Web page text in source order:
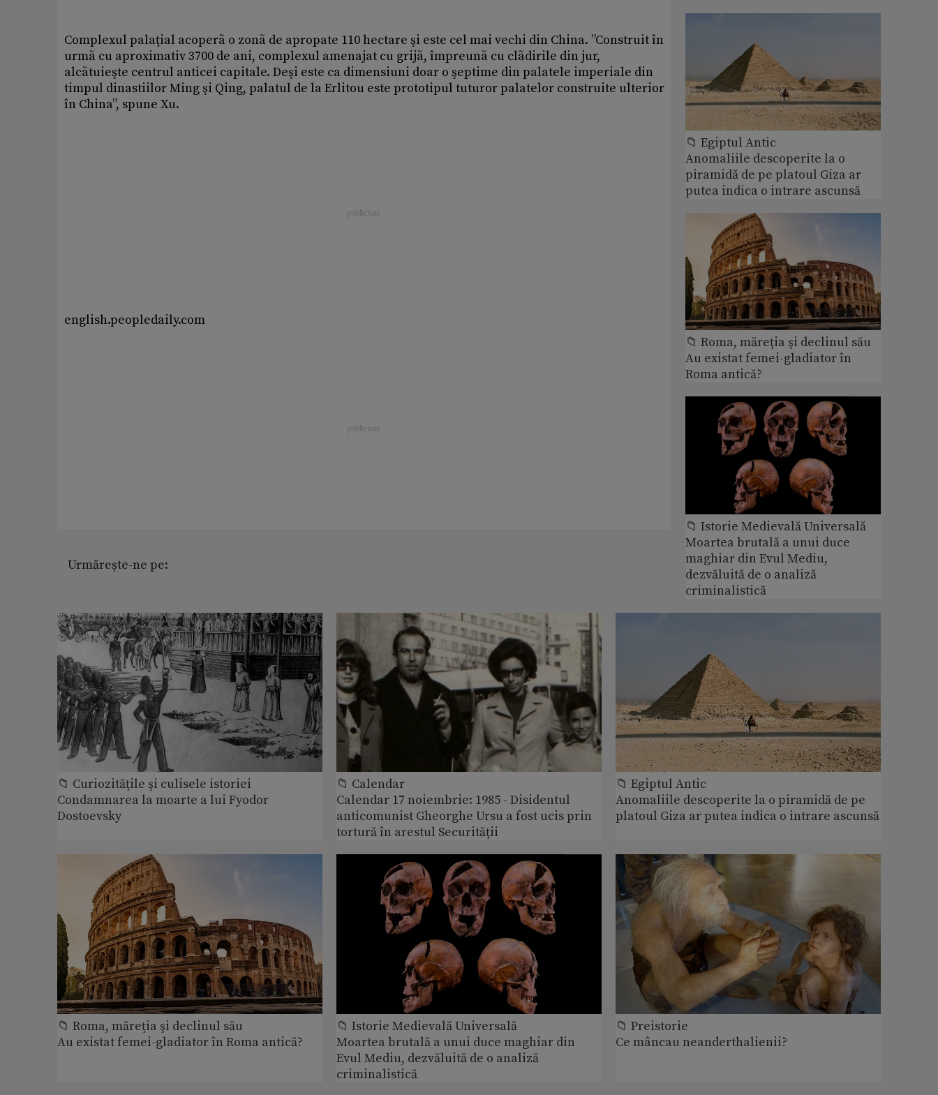
Complexul palaţial acoperã o zonã de apropate 110 hectare şi este cel mai vechi din China. ”Construit în
urmã cu aproximativ 3700 de ani, complexul amenajat cu grijã, împreunã cu clãdirile din jur,
alcãtuieşte centrul anticei capitale. Deşi este ca dimensiuni doar o şeptime din palatele imperiale din
timpul dinastiilor Ming şi Qing, palatul de la Erlitou este prototipul tuturor palatelor construite ulterior
în China”, spune Xu.
english.peopledaily.com
Urmărește-ne pe:
📁 Egiptul Antic
Anomaliile descoperite la o
piramidă de pe platoul Giza ar
putea indica o intrare ascunsă
📁 Roma, măreţia şi declinul său
Au existat femei-gladiator în
Roma antică?
📁 Istorie Medievală Universală
Moartea brutală a unui duce
maghiar din Evul Mediu,
dezvăluită de o analiză
criminalistică
📁 Curiozităţile şi culisele istoriei
Condamnarea la moarte a lui Fyodor
Dostoevsky
📁 Calendar
Calendar 17 noiembrie: 1985 - Disidentul
anticomunist Gheorghe Ursu a fost ucis prin
tortură în arestul Securităţii
📁 Egiptul Antic
Anomaliile descoperite la o piramidă de pe
platoul Giza ar putea indica o intrare ascunsă
📁 Roma, măreţia şi declinul său
Au existat femei-gladiator în Roma antică?
📁 Istorie Medievală Universală
Moartea brutală a unui duce maghiar din
Evul Mediu, dezvăluită de o analiză
criminalistică
📁 Preistorie
Ce mâncau neanderthalienii?